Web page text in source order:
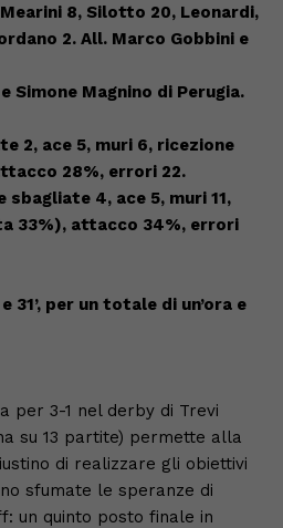
8, Silotto 20, Leonardi,
2. All. Marco Gobbini e
Simone Magnino di Perugia.
2, ace 5, muri 6, ricezione
28%, errori 22.
sbagliate 4, ace 5, muri 11,
33%), attacco 34%, errori
e 31’, per un totale di un’ora e
per 3-1 nel derby di Trevi
su 13 partite) permette alla
di realizzare gli obiettivi
sfumate le speranze di
un quinto posto finale in